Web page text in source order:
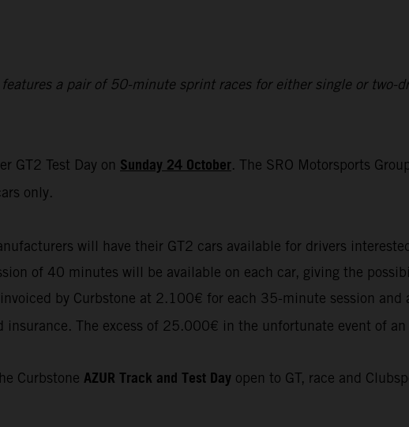
a pair of 50-minute sprint races for either single or two-
GT2 Test Day on Sunday 24 October. The SRO Motorsports
only.
will have their GT2 cars available for drivers
of 40 minutes will be available on each car, giving the
by Curbstone at 2.100€ for each 35-minute session and
The excess of 25.000€ in the unfortunate event of
Curbstone AZUR Track and Test Day open to GT, race and